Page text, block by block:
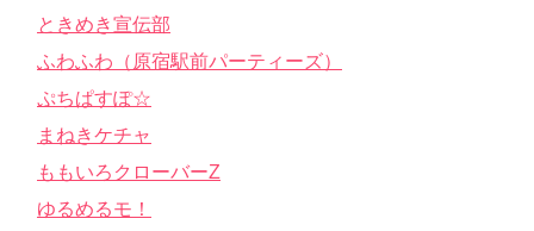
ときめき宣伝部
ふわふわ（原宿駅前パーティーズ）
ぷちぱすぽ☆
まねきケチャ
ももいろクローバーZ
ゆるめるモ！